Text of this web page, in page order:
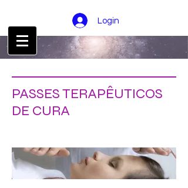
CONTATO :21 98256-0826
Login
PASSES TERAPÊUTICOS
DE CURA